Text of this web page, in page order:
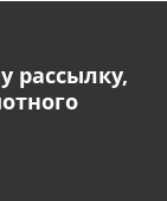
TOPBAND
рассылку,